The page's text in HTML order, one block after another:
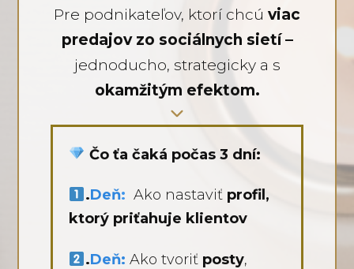
Pre podnikateľov, ktorí chcú viac
predajov zo sociálnych sietí –
jednoducho, strategicky a s
okamžitým efektom.
Čo ťa čaká počas 3 dní:
.Deň: Ako nastaviť profil,
ktorý priťahuje klientov
.Deň: Ako tvoriť posty,